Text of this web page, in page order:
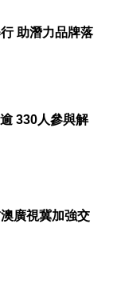
助潛力品牌落
330人參與解
廣視冀加強交